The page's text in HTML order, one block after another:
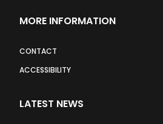
MORE INFORMATION
CONTACT
ACCESSIBILITY
LATEST NEWS